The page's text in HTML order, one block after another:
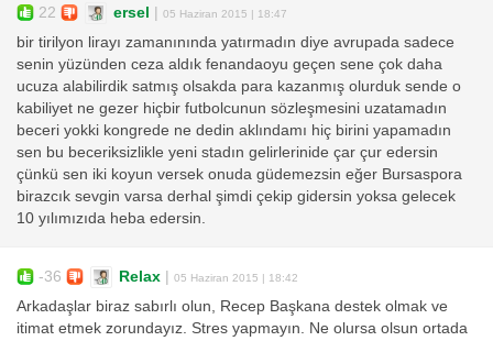
22 ersel 05 Haziran 2015 | 18:47
bir tirilyon lirayı zamanınında yatırmadın diye avrupada sadece
senin yüzünden ceza aldık fenandaoyu geçen sene çok daha
ucuza alabilirdik satmış olsakda para kazanmış olurduk sende o
kabiliyet ne gezer hiçbir futbolcunun sözleşmesini uzatamadın
beceri yokki kongrede ne dedin aklındamı hiç birini yapamadın
sen bu beceriksizlikle yeni stadın gelirlerinide çar çur edersin
çünkü sen iki koyun versek onuda güdemezsin eğer Bursaspora
birazcık sevgin varsa derhal şimdi çekip gidersin yoksa gelecek
10 yılımızıda heba edersin.
-36 Relax 05 Haziran 2015 | 18:42
Arkadaşlar biraz sabırlı olun, Recep Başkana destek olmak ve
itimat etmek zorundayız. Stres yapmayın. Ne olursa olsun ortada